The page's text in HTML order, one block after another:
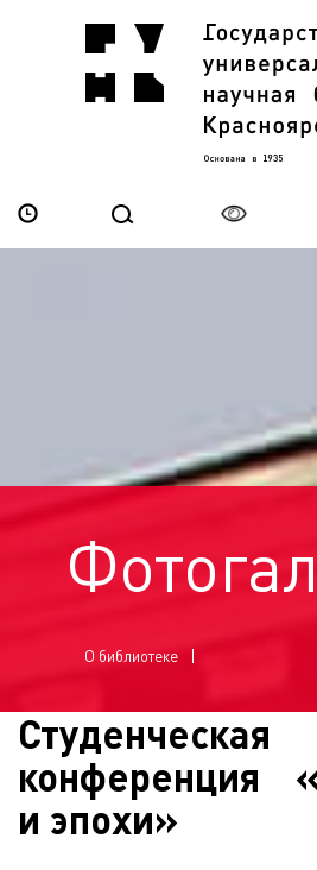
О библиотеке
Студенческая
конференция
и эпохи»